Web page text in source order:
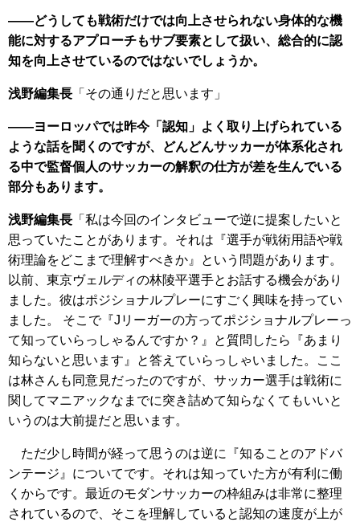
――どうしても戦術だけでは向上させられない身体的な機
能に対するアプローチもサブ要素として扱い、総合的に認
知を向上させているのではないでしょうか。
浅野編集長 「その通りだと思います」
――ヨーロッパでは昨今「認知」よく取り上げられている
ような話を聞くのですが、どんどんサッカーが体系化され
る中で監督個人のサッカーの解釈の仕方が差を生んでいる
部分もあります。
浅野編集長 「私は今回のインタビューで逆に提案したいと
思っていたことがあります。それは『選手が戦術用語や戦
術理論をどこまで理解すべきか』という問題があります。
以前、東京ヴェルディの林陵平選手とお話する機会があり
ました。彼はポジショナルプレーにすごく興味を持ってい
ました。 そこで『Jリーガーの方ってポジショナルプレーっ
て知っていらっしゃるんですか？』と質問したら『あまり
知らないと思います』と答えていらっしゃいました。ここ
は林さんも同意見だったのですが、サッカー選手は戦術に
関してマニアックなまでに突き詰めて知らなくてもいいと
いうのは大前提だと思います。
ただ少し時間が経って思うのは逆に『知ることのアドバ
ンテージ』についてです。それは知っていた方が有利に働
くからです。最近のモダンサッカーの枠組みは非常に整理
されているので、そこを理解していると認知の速度が上が